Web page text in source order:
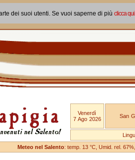
dei suoi utenti. Se vuoi saperne di più clicca qui
Venerdì
7 Ago 2026
San
Meteo nel Salento: temp. 13 °C, Umid. rel.